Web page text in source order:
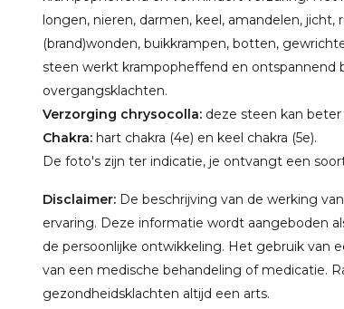
longen, nieren, darmen, keel, amandelen,
(brand)wonden, buikkrampen, botten,
steen werkt krampopheffend en ontspannend
overgangsklachten.
Verzorging chrysocolla: deze steen kan
Chakra: hart chakra (4e) en keel chakra (5e).
De foto's zijn ter indicatie, je ontvangt een
Disclaimer: De beschrijving van de werking
ervaring. Deze informatie wordt aangeboden
de persoonlijke ontwikkeling. Het gebruik van
van een medische behandeling of medicatie.
gezondheidsklachten altijd een arts.